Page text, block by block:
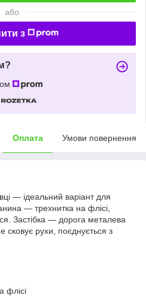
або
з
Оплата Умови повернення
— ідеальний варіант для
— трехнитка на флісі,
Застібка — дорога металева
сковує рухи, поєднується з
флісі